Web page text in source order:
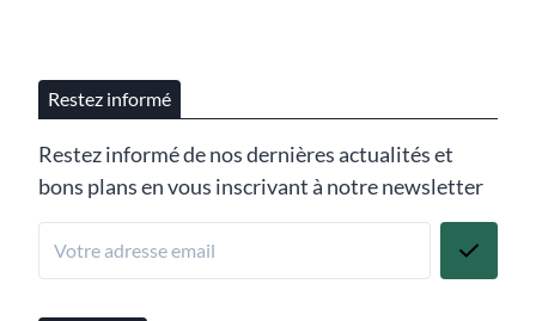
Restez informé
Restez informé de nos dernières actualités et
bons plans en vous inscrivant à notre newsletter